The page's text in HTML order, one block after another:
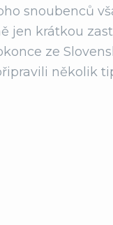
snoubenců
jen krátkou
ze
několik